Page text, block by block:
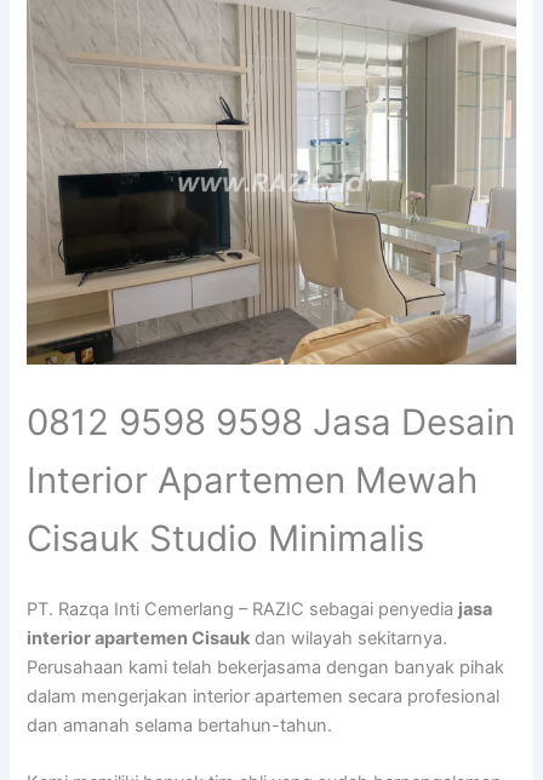
0812 9598 9598 Jasa Desain
Interior Apartemen Mewah
Cisauk Studio Minimalis
PT. Razqa Inti Cemerlang – RAZIC sebagai penyedia jasa
interior apartemen Cisauk dan wilayah sekitarnya.
Perusahaan kami telah bekerjasama dengan banyak pihak
dalam mengerjakan interior apartemen secara profesional
dan amanah selama bertahun-tahun.